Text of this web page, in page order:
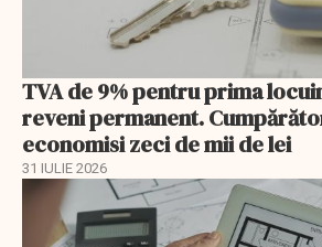
TVA de 9% pentru prima
reveni permanent.
economisi zeci de mii de lei
31 IULIE 2026